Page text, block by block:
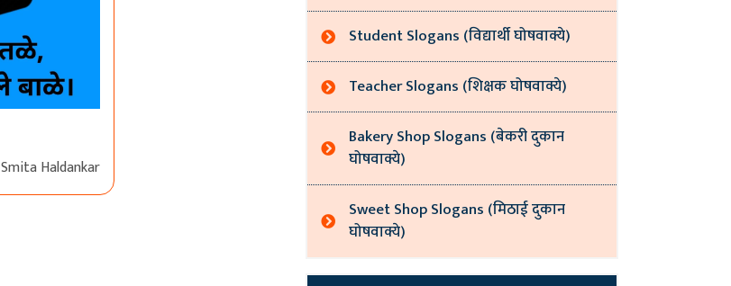
Smita Haldankar
Student Slogans (विद्यार्थी घोषवाक्ये)
Teacher Slogans (शिक्षक घोषवाक्ये)
Bakery Shop Slogans (बेकरी दुकान
घोषवाक्ये)
Sweet Shop Slogans (मिठाई दुकान
घोषवाक्ये)